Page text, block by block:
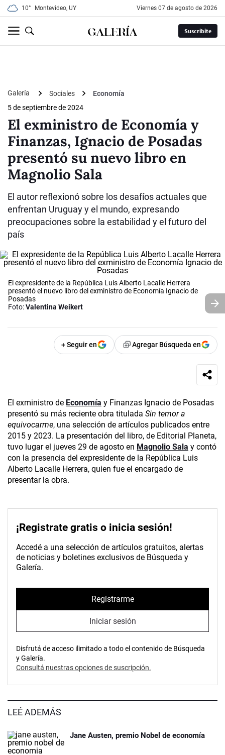
10° Montevideo, UY viernes 07 de agosto de 2026
Suscribite
Galería Sociales
Economía
5 de septiembre de 2024
El exministro de Economía y
Finanzas, Ignacio de Posadas
presentó su nuevo libro en
Magnolio Sala
El autor reflexionó sobre los desafíos actuales que
enfrentan Uruguay y el mundo, expresando
preocupaciones sobre la estabilidad y el futuro del
país
El expresidente de la República Luis Alberto Lacalle Herrera
presentó el nuevo libro del exministro de Economía Ignacio de
Posadas
Foto:Valentina Weikert
+ Seguir en Agregar Búsqueda en
El exministro de Economía y Finanzas Ignacio de Posadas
presentó su más reciente obra titulada Sin temor a
equivocarme, una selección de artículos publicados entre
2015 y 2023. La presentación del libro, de Editorial Planeta,
tuvo lugar el jueves 29 de agosto en Magnolio Sala y contó
con la presencia del expresidente de la República Luis
Alberto Lacalle Herrera, quien fue el encargado de
presentar la obra.
¡Registrate gratis o inicia sesión!
Accedé a una selección de artículos gratuitos, alertas
de noticias y boletines exclusivos de Búsqueda y
Galería.
Registrarme
Iniciar sesión
Disfrutá de acceso ilimitado a todo el contenido de Búsqueda
y Galería.
Consultá nuestras opciones de suscripción.
LEÉ ADEMÁS
Jane Austen, premio Nobel de economía